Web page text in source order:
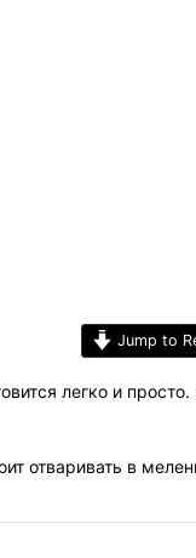
Jump to
легко и
отваривать в